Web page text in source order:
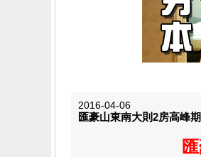
2016-04-06
匯豪山東南大則2房高峰